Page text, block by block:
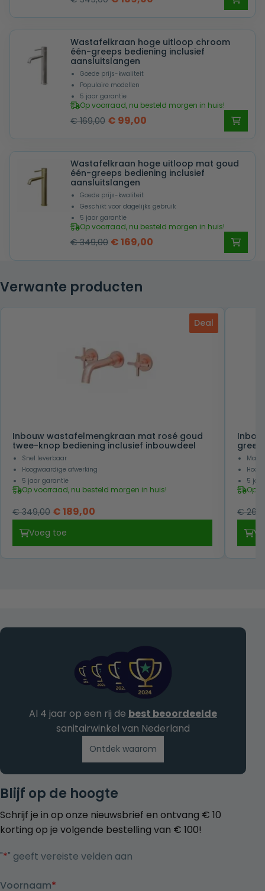
was:
€ 349,00.
is:
€ 169,00.
Wastafelkraan hoge uitloop chroom
één-greeps bediening inclusief
aansluitslangen
Goede prijs-kwaliteit
Populaire modellen
5 jaar garantie
Op voorraad, nu besteld morgen in huis!
€169,00 Oorspronkelijke
was:
€ 169,00.
€ 99,00
is:
€ 99,00.
Wastafelkraan hoge uitloop mat goud
één-greeps bediening inclusief
aansluitslangen
Goede prijs-kwaliteit
Geschikt voor dagelijks gebruik
5 jaar garantie
Op voorraad, nu besteld morgen in huis!
€349,00 Oorspronkelijke
€ 349,00.
€169,00
Verwante producten
Inbouw wastafelmengkraan mat rosé goud
twee-knop bediening inclusief inbouwdeel
Snel leverbaar
Hoogwaardige afwerking
5 jaar garantie
Op voorraad, nu besteld morgen in huis!
€349,00 Oorspronkelijke
€ 349,00.
€189,00
€ 189,00.
Voeg toe
Deal
5
Op
€
Blijf op de hoogte
Schrijf je in op onze nieuwsbrief en ontvang € 10
korting op je volgende bestelling van € 100!
"*" geeft vereiste velden aan
Voornaam*
Al 4 jaar op een rij de best beoordeelde
sanitairwinkel van Nederland
Ontdek waarom